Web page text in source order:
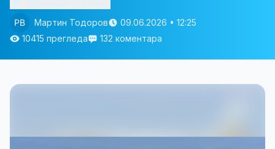
Мартин Тодоров
09.06.2026 • 12:25
10415 прегледа
132 коментара